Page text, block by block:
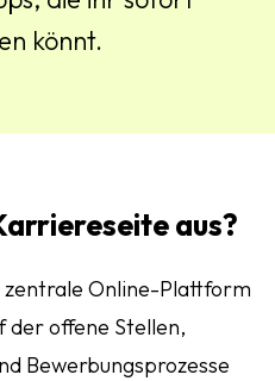
könnt.
aus?
Online-Plattform
der offene Stellen,
Bewerbungsprozesse